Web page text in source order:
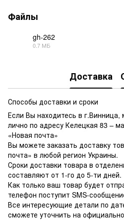
Файлы
gh-262
0.7 МБ
Доставка
Способы доставки и сроки
Если Вы находитесь в г.Винница,
лично по адресу Келецкая 83 –
«Новая почта»
Вы можете заказать доставку
почта» в любой регион Украины.
Сроки доставки товара в
составляют от 1-го до 5-ти дней.
Как только ваш товар будет
телефон поступит SMS-
Все интересующие детали по
сможете уточнить на